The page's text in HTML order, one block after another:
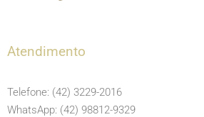
Atendimento
Telefone: (42) 3229-2016
WhatsApp: (42) 98812-9329